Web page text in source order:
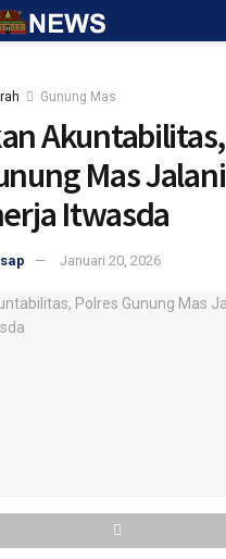
Gunung Mas
Akuntabilitas,
Mas Jalani
Itwasda
Januari 20, 2026